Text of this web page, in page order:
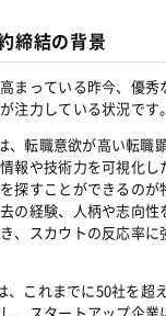
締結の背景
まっている昨今、優秀
注力している状況です。
、転職意欲が高い転職
報や技術力を可視化し
探すことができるのが
の経験、人柄や志向性
、スカウトの反応率に
これまでに50社を超